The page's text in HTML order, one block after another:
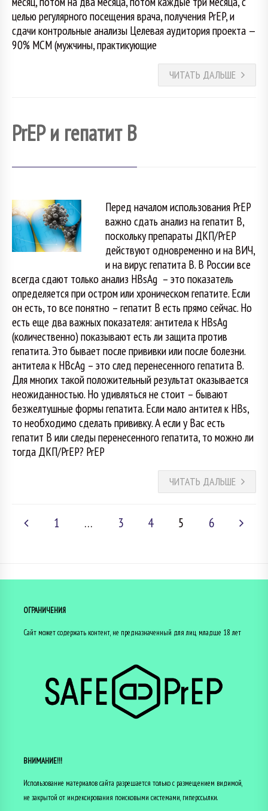
целью регулярного посещения врача, получения PrEP, и
сдачи контрольные анализы Целевая аудитория проекта —
90% МСМ (мужчины, практикующие
ЧИТАТЬ ДАЛЬШЕ
PrEP и гепатит B
Перед началом использования PrEP
важно сдать анализ на гепатит B,
поскольку препараты ДКП/PrEP
действуют одновременно и на ВИЧ,
и на вирус гепатита B. В России все
всегда сдают только анализ HBsAg – это показатель
определяется при остром или хроническом гепатите. Если
он есть, то все понятно – гепатит В есть прямо сейчас. Но
есть еще два важных показателя: антитела к HBsAg
(количественно) показывают есть ли защита против
гепатита. Это бывает после прививки или после болезни.
антитела к HBcAg – это след перенесенного гепатита В.
Для многих такой положительный результат оказывается
неожиданностью. Но удивляться не стоит – бывают
безжелтушные формы гепатита. Если мало антител к HBs,
то необходимо сделать прививку. А если у Вас есть
гепатит В или следы перенесенного гепатита, то можно ли
тогда ДКП/PrEP? PrEP
ЧИТАТЬ ДАЛЬШЕ
1 … 3 4 5 6
ОГРАНИЧЕНИЯ
Сайт может содержать контент, не предназначенный для лиц младше 18 лет
ВНИМАНИЕ!!!
Использование материалов сайта разрешается только с размещением видимой,
не закрытой от индексирования поисковыми системами, гиперссылки.